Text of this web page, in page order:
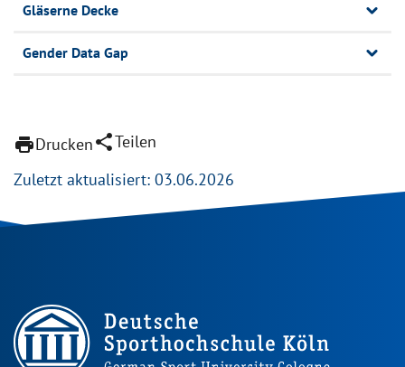
Gläserne Decke
Gender Data Gap
printDruckenshareTeilen
Zuletzt aktualisiert: 03.06.2026